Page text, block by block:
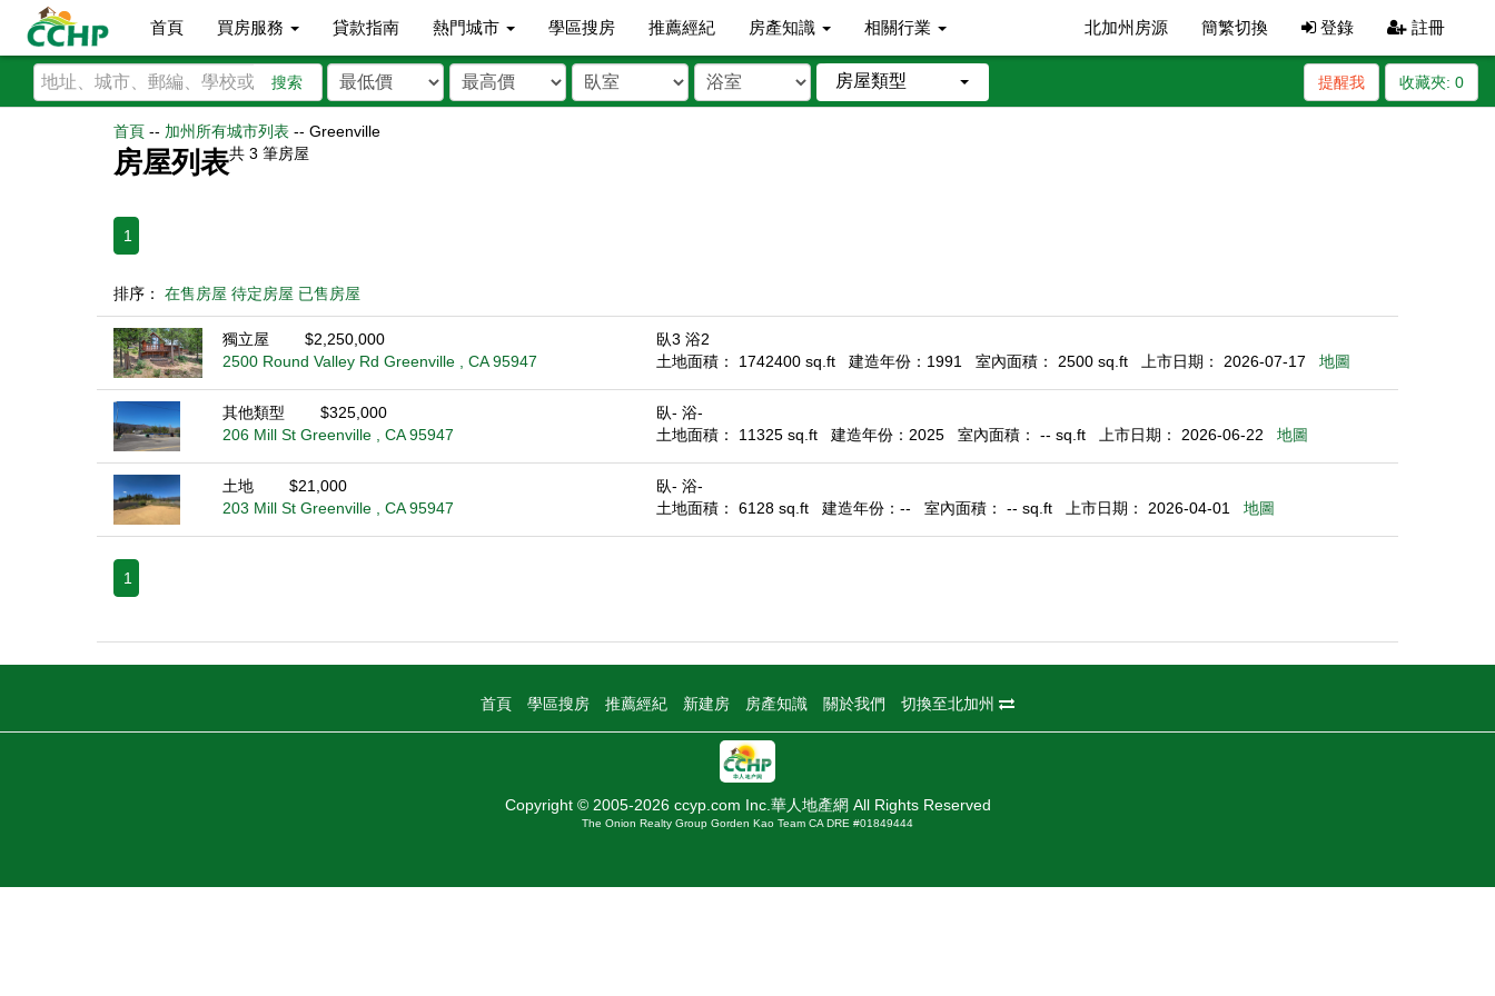
首頁 買房服務 貸款指南 熱門城市 學區搜房 推薦經紀 房產知識 相關行業 北加州房源 簡繁切換 登錄 註冊
搜索 房屋類型 收藏夾: 0
提醒我
首頁 -- 加州所有城市列表 -- Greenville
房屋列表共 3 筆房屋
1
排序： 在售房屋 待定房屋 已售房屋
獨立屋
$2,250,000
2500 Round Valley Rd Greenville , CA 95947
臥3 浴2
土地面積： 1742400 sq.ft
建造年份：1991 室內面積： 2500 sq.ft 上市日期： 2026-07-17 地圖
其他類型
$325,000
206 Mill St Greenville , CA 95947
臥- 浴-
土地面積： 11325 sq.ft
建造年份：2025 室內面積： -- sq.ft 上市日期： 2026-06-22 地圖
土地
$21,000
203 Mill St Greenville , CA 95947
臥- 浴-
土地面積： 6128 sq.ft
建造年份：-- 室內面積： -- sq.ft 上市日期： 2026-04-01 地圖
1
首頁 學區搜房 推薦經紀 新建房 房產知識 關於我們 切換至北加州
Copyright © 2005-2026 ccyp.com Inc.華人地產網 All Rights Reserved
The Onion Realty Group Gorden Kao Team CA DRE #01849444